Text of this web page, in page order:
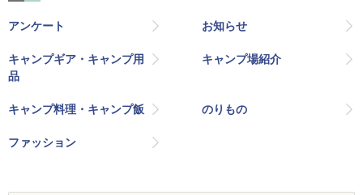
アンケート お知らせ
キャンプギア・キャンプ用
品
キャンプ場紹介
キャンプ料理・キャンプ飯 のりもの
ファッション